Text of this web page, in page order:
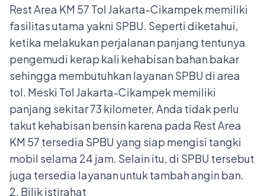
Rest Area KM 57 Tol Jakarta-Cikampek memiliki
fasilitas utama yakni SPBU. Seperti diketahui,
ketika melakukan perjalanan panjang tentunya
pengemudi kerap kali kehabisan bahan bakar
sehingga membutuhkan layanan SPBU di area
tol. Meski Tol Jakarta-Cikampek memiliki
panjang sekitar 73 kilometer, Anda tidak perlu
takut kehabisan bensin karena pada Rest Area
KM 57 tersedia SPBU yang siap mengisi tangki
mobil selama 24 jam. Selain itu, di SPBU tersebut
juga tersedia layanan untuk tambah angin ban.
2. Bilik istirahat